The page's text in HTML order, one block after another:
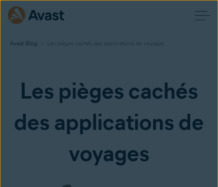
Avast Blog Les pièges cachés des applications de voyages
Les pièges cachés
des applications de
voyages